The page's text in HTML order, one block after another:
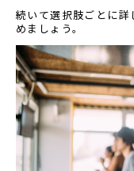
続いて選択肢ごとに
めましょう。